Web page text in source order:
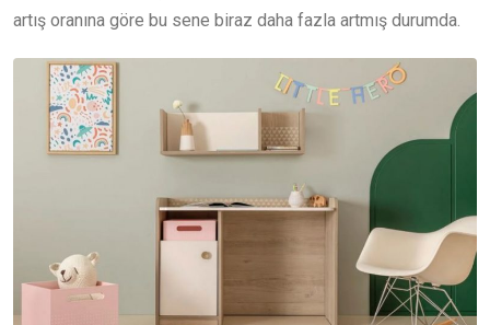
artış oranına göre bu sene biraz daha fazla artmış durumda.